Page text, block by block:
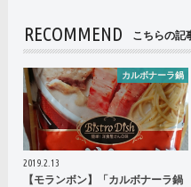
RECOMMEND こちらの記
カルボナーラ鍋
2019.2.13
【モランボン】「カルボナーラ鍋